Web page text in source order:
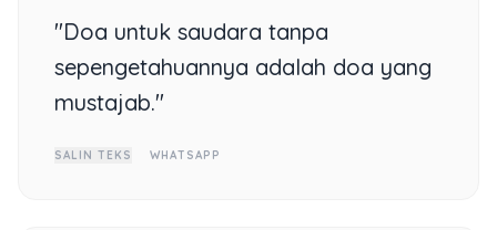
"Doa untuk saudara tanpa
sepengetahuannya adalah doa yang
mustajab."
SALIN TEKS WHATSAPP